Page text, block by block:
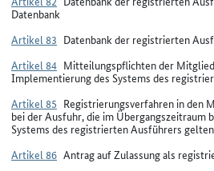
Datenbank
Artikel 83 Datenbank der registrierten
Artikel 84 Mitteilungspflichten der
Implementierung des Systems des
Artikel 85 Registrierungsverfahren in den
bei der Ausfuhr, die im Übergangszeitraum
Systems des registrierten Ausführers gelten
Artikel 86 Antrag auf Zulassung als